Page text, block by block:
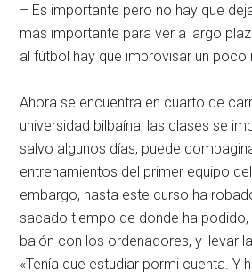
– Es importante pero no hay que
más importante para ver a largo
al fútbol hay que improvisar un poco
Ahora se encuentra en cuarto de
universidad bilbaína, las clases se
salvo algunos días, puede
entrenamientos del primer equipo
embargo, hasta este curso ha
sacado tiempo de donde ha podido,
balón con los ordenadores, y llevar
«Tenía que estudiar pormi cuenta. Y